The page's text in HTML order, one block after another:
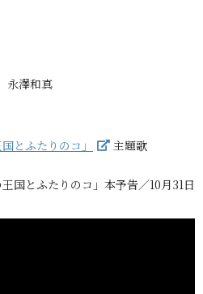
永澤和真
とふたりのコ」
主題歌
国とふたりのコ」本予告／10月31日